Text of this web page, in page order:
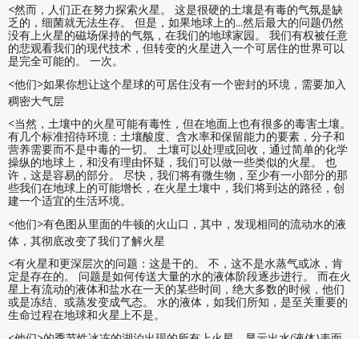
<然而，人们正在努力探索火星。 这是很硬的土壤是有毒的气氛是缺
乏的，细菌就无法生存。 但是，如果地球上的...然后最大的问题仍然
没有上火星的磁场保持的气氛，在我们的地球家园。 我们有权被任意
的悲观看我们的现代技术，但转变的火星进入一个可居住的世界可以
是完全可能的。 一次。
<他们>如果你想让这个星球的可居住没有一个密封的环境，需要加入
稠密大气层
<当然，土壤中的火星可能有毒性，但在地面上也有很多的毒害土壤。
有几个标准招待环境：土壤酸度、含水率和保留能力的要素，分子和
营养需要而不是中毒的一切。 土壤可以处理或回收，通过简单的化学
操纵的地球上，和没有理由怀疑，我们可以做一些类似的火星。 也
许，这是容易的部分。 尽快，我们将有微生物，至少有一小部分的那
些我们在地球上的可能增长，在火星土壤中，我们将到达的路径，创
建一个适宜的生活环境。
<他们>有色图从里面的牛顿的火山口，其中，发现相同的流动水的液
体，其彻底改变了我们了解火星
<有火星和更深层次的问题：这是干的。 不，这不是水蒸气或冰，肯
定是存在的。 问题是如何传送大量的水的液体阶段逐步进行。 而在火
星上有流动的液体和盐水在一天的某些时间，绝大多数的时候，他们
或是冻结、或蒸发变成气态。 水的液体，如我们所知，是至关重要的
生命过程在地球和火星上不是。